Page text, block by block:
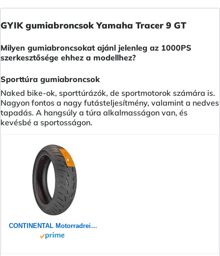
GYIK gumiabroncsok Yamaha Tracer 9 GT
Milyen gumiabroncsokat ajánl jelenleg az 1000PS
szerkesztősége ehhez a modellhez?
Sporttúra gumiabroncsok
Naked bike-ok, sporttúrázók, de sportmotorok számára is.
Nagyon fontos a nagy futásteljesítmény, valamint a nedves
tapadás. A hangsúly a túra alkalmasságon van, és
kevésbé a sportosságon.
CONTINENTAL Motorradreifen 180/55 ZR 17 M/C TL (73W) CONTIROADATTACK 4 GT